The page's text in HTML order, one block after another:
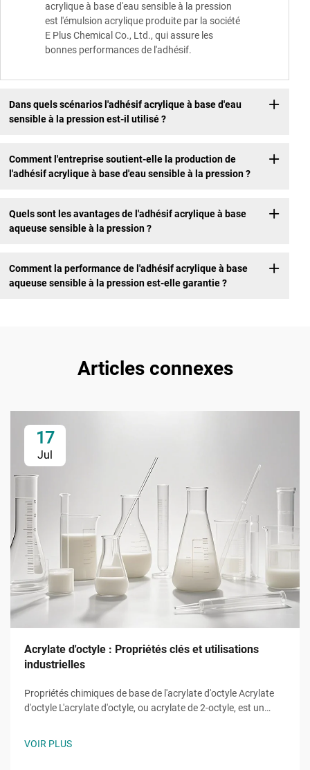
acrylique à base d'eau sensible à la pression
est l'émulsion acrylique produite par la société
E Plus Chemical Co., Ltd., qui assure les
bonnes performances de l'adhésif.
Dans quels scénarios l'adhésif acrylique à base d'eau
sensible à la pression est-il utilisé ?
Comment l'entreprise soutient-elle la production de
l'adhésif acrylique à base d'eau sensible à la pression ?
Quels sont les avantages de l'adhésif acrylique à base
aqueuse sensible à la pression ?
Comment la performance de l'adhésif acrylique à base
aqueuse sensible à la pression est-elle garantie ?
Articles connexes
17
Jul
Acrylate d'octyle : Propriétés clés et utilisations
industrielles
Propriétés chimiques de base de l'acrylate d'octyle Acrylate
d'octyle L'acrylate d'octyle, ou acrylate de 2-octyle, est un
VOIR PLUS